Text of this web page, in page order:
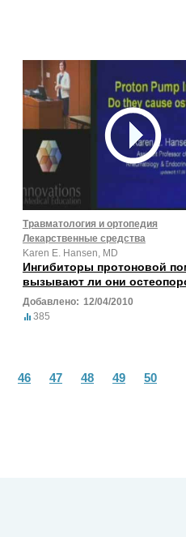
Травматология и ортопедия
Лекарственные средства
Karen E. Hansen, MD
Ингибиторы протоновой
вызывают ли они
Добавлено: 12/04/2010
385
46 47 48 49 50